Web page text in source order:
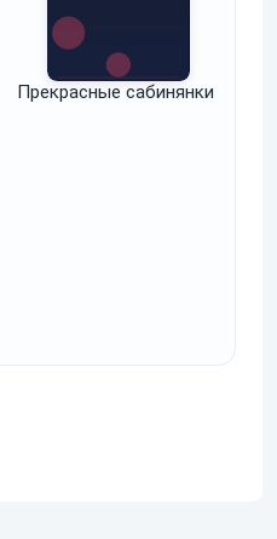
Прекрасные сабинянки